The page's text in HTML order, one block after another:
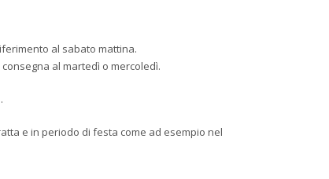
al sabato mattina.
al martedì o mercoledì.
e in periodo di festa come ad esempio nel